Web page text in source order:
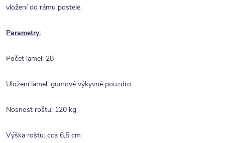
vložení do rámu postele.
Parametry:
Počet lamel: 28
Uložení lamel: gumové výkyvné pouzdro
Nosnost roštu: 120 kg
Výška roštu: cca 6,5 cm